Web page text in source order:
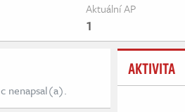
Aktuální AP
1
nenapsal(a).
AKTIVITA